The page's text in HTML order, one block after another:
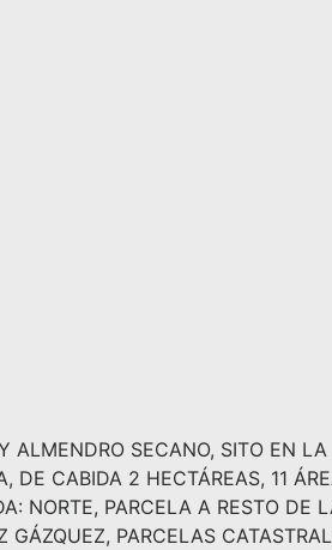
ALMENDRO SECANO, SITO EN LA
DE CABIDA 2 HECTÁREAS, 11
NORTE, PARCELA A RESTO DE
PARCELAS